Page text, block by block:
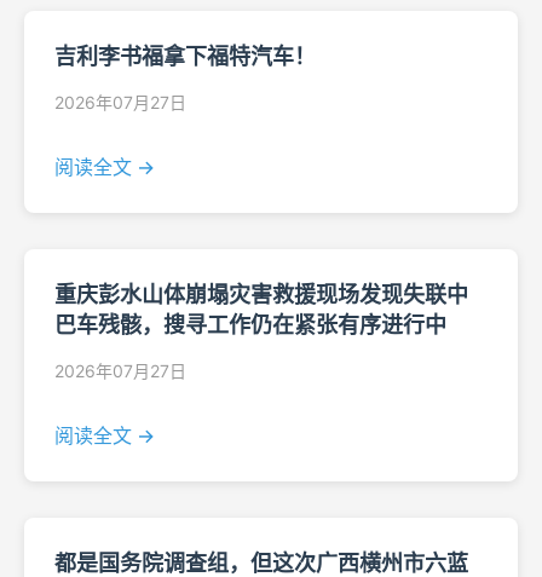
吉利李书福拿下福特汽车！
2026年07月27日
阅读全文 →
重庆彭水山体崩塌灾害救援现场发现失联中
巴车残骸，搜寻工作仍在紧张有序进行中
2026年07月27日
阅读全文 →
都是国务院调查组，但这次广西横州市六蓝